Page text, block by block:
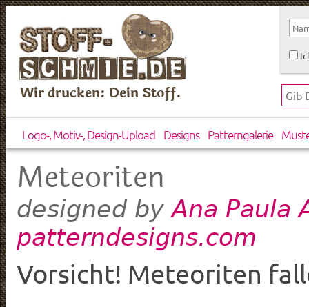
Wir drucken: Dein Stoff.
Logo-, Motiv-, Design-Upload Designs Patterngalerie
Meteoriten
designed byAna Paula
patterndesigns.com
Vorsicht! Meteoriten